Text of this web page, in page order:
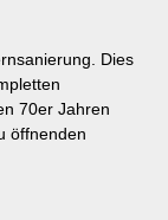
Dies
70er Jahren
öffnenden